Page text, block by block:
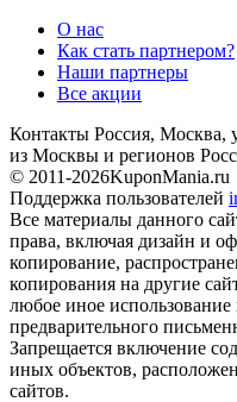
О нас
Как стать партнером?
Наши партнеры
Все акции
Контакты Россия, Москва,
из Москвы и регионов
© 2011-2026KuponMania.ru
Поддержка пользователей
Все материалы данного
права, включая дизайн и
копирование,
копирования на другие
любое иное
предварительного
Запрещается включение
иных объектов,
сайтов.